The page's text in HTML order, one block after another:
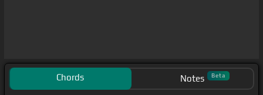
Chords Notes Beta